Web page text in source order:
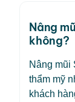
Nâng
không?
Nâng mũi
thẩm mỹ
khách